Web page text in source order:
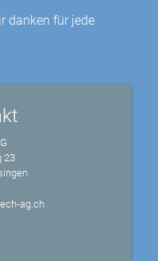
danken für jede
23
ag.ch